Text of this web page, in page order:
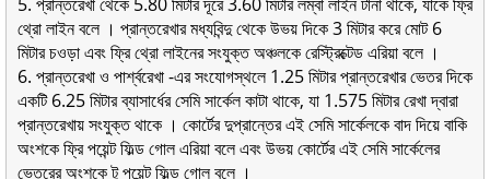
থ্রো লাইন বলে । প্রান্তরেখার মধ্যবিন্দু থেকে উভয় দিকে 3 মিটার করে মােট 6
মিটার চওড়া এবং ফ্রি থ্রো লাইনের সংযুক্ত অঞ্চলকে রেস্ট্রিক্টেড এরিয়া বলে ।
6. প্রান্তরেখা ও পার্শ্বরেখা -এর সংযােগস্থলে 1.25 মিটার প্রান্তরেখার ভেতর দিকে
একটি 6.25 মিটার ব্যাসার্ধের সেমি সার্কেল কাটা থাকে, যা 1.575 মিটার রেখা দ্বারা
প্রান্তরেখায় সংযুক্ত থাকে । কোর্টের দুপ্রান্তের এই সেমি সার্কেলকে বাদ দিয়ে বাকি
অংশকে ফ্রি পয়েন্ট ফিল্ড গােল এরিয়া বলে এবং উভয় কোর্টের এই সেমি সার্কেলের
ভেতরের অংশকে টু পয়েন্ট ফিল্ড গােল বলে ।